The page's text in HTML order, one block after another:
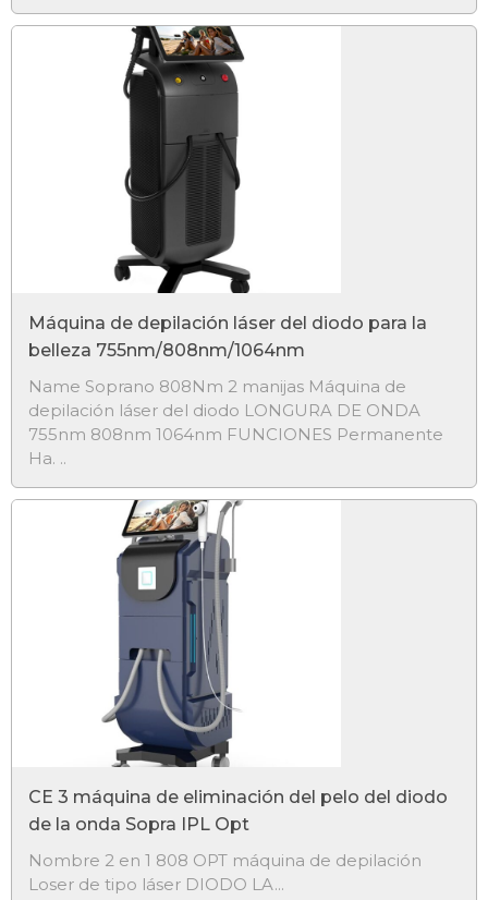
Máquina de depilación láser del diodo para la
belleza 755nm/808nm/1064nm
​Name Soprano 808Nm 2 manijas Máquina de
depilación láser del diodo LONGURA DE ONDA
755nm 808nm 1064nm FUNCIONES Permanente
Ha. ..
CE 3 máquina de eliminación del pelo del diodo
de la onda Sopra IPL Opt
Nombre 2 en 1 808 OPT máquina de depilación
Loser de tipo láser DIODO LA...